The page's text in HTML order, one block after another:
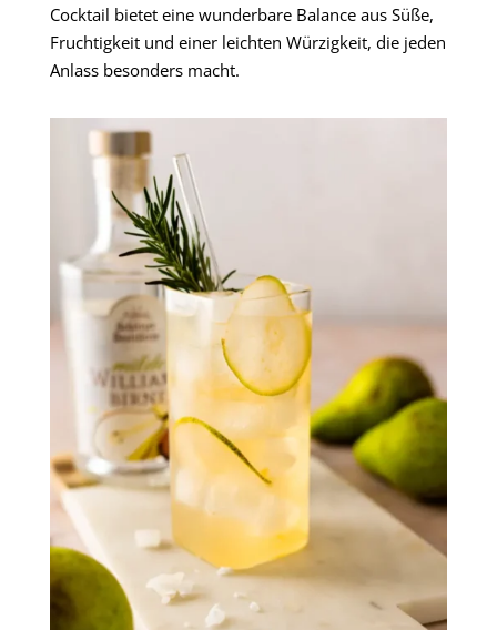
Cocktail bietet eine wunderbare Balance aus Süße,
Fruchtigkeit und einer leichten Würzigkeit, die jeden
Anlass besonders macht.